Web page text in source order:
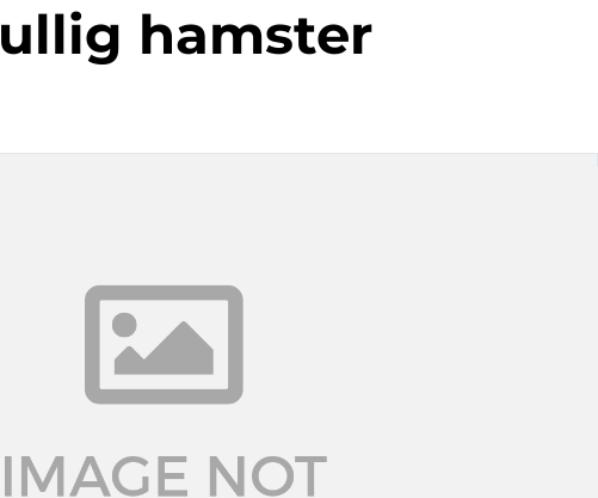
gullig hamster